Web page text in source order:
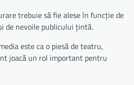
trebuie să fie alese în funcție de
de nevoile publicului țintă.
este ca o piesă de teatru,
joacă un rol important pentru